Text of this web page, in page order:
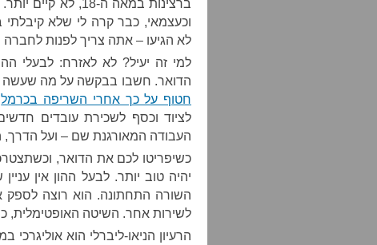
ברצינות במאה ה-
וכעצמאי, כבר קרה לי שלא קיבלתי
לא הגיעו – אתה צריך לפנות לחברה
למי זה יעיל? לא לאזרח: לבעלי
הדואר. חשבו בבקשה על מה שעשה
חטוף על כך אחרי השריפה בכרמל
לציוד וכסף לשכירת עובדים
העבודה המאורגנת שם – ועל
כשיפריטו לכם את הדואר,
יהיה טוב יותר. לבעל ההון אין
השורה התחתונה. הוא רוצה לספק
לשירות אחר. השיטה האופטימלית,
הרעיון הניאו-ליברלי הוא אוליגרכי